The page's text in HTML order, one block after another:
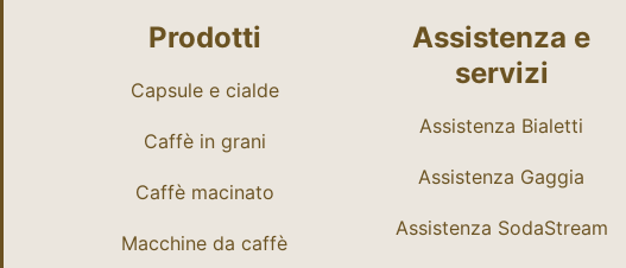
Prodotti
Capsule e cialde
Caffè in grani
Caffè macinato
Macchine da caffè
Assistenza e
servizi
Assistenza Bialetti
Assistenza Gaggia
Assistenza SodaStream